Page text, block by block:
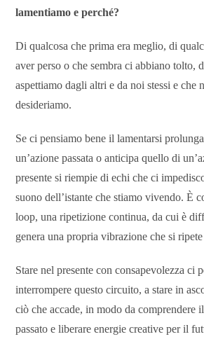
lamentiamo e perché?
Di qualcosa che prima era meglio, di
aver perso o che sembra ci abbiano tolto,
aspettiamo dagli altri e da noi stessi e che
desideriamo.
Se ci pensiamo bene il lamentarsi
un’azione passata o anticipa quello di
presente si riempie di echi che ci
suono dell’istante che stiamo vivendo. È
loop, una ripetizione continua, da cui è
genera una propria vibrazione che si
Stare nel presente con consapevolezza ci
interrompere questo circuito, a stare in
ciò che accade, in modo da comprendere
passato e liberare energie creative per il